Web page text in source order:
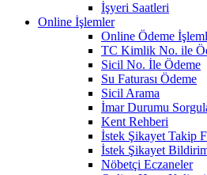
İşyeri Saatleri
Online İşlemler
Online Ödeme
TC Kimlik No. ile
Sicil No. İle Ödeme
Su Faturası Ödeme
Sicil Arama
İmar Durumu
Kent Rehberi
İstek Şikayet Takip
İstek Şikayet
Nöbetçi Eczaneler